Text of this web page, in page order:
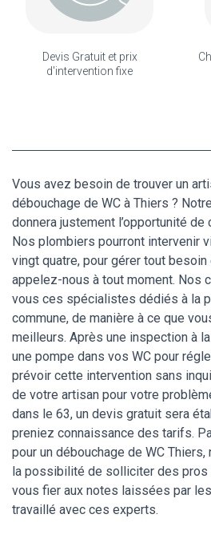
Devis Gratuit et prix
d'intervention fixe
Vous avez besoin de trouver un
débouchage de WC à Thiers ?
donnera justement l’opportunité de
Nos plombiers pourront intervenir
vingt quatre, pour gérer tout
appelez-nous à tout moment. Nos
vous ces spécialistes dédiés à la
commune, de manière à ce que
meilleurs. Après une inspection à
une pompe dans vos WC pour
prévoir cette intervention sans
de votre artisan pour votre
dans le 63, un devis gratuit sera
preniez connaissance des tarifs.
pour un débouchage de WC
la possibilité de solliciter des pros
vous fier aux notes laissées par
travaillé avec ces experts.